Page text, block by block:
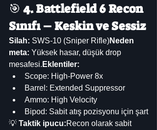
🎯 4. Battlefield 6 Recon
Sınıfı – Keskin ve Sessiz
Silah: SWS-10 (Sniper Rifle)Neden
meta: Yüksek hasar, düşük drop
mesafesi. Eklentiler:
Scope: High-Power 8x
Barrel: Extended Suppressor
Ammo: High Velocity
Bipod: Sabit atış pozisyonu için şart
💡 Taktik ipucu:Recon olarak sabit